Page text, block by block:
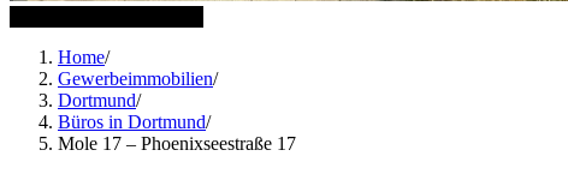
Home/
Gewerbeimmobilien/
Dortmund/
Büros in Dortmund/
Mole 17 – Phoenixseestraße 17